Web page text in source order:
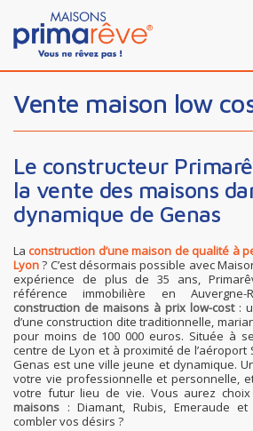
Vente maison low
Le constructeur
la vente des maisons
dynamique de Genas
Laconstruction d’une maison de qualité à
Lyon? C’est désormais possible avec
expérience de plus de 35 ans,
référence immobilière en Auvergne-
construction de maisons à prix low-cost:
d’une construction dite traditionnelle,
pour moins de 100 000 euros. Située à
centre de Lyon et à proximité de l’aéroport
Genas est une ville jeune et dynamique.
votre vie professionnelle et personnelle,
votre futur lieu de vie. Vous aurez
maisons : Diamant, Rubis, Emeraude
combler vos désirs ?